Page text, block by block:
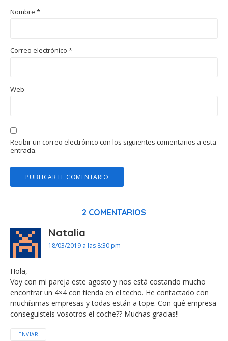
Nombre *
Correo electrónico *
Web
Recibir un correo electrónico con los siguientes comentarios a esta
entrada.
2 COMENTARIOS
Natalia
18/03/2019 a las 8:30 pm
Hola,
Voy con mi pareja este agosto y nos está costando mucho
encontrar un 4×4 con tienda en el techo. He contactado con
muchísimas empresas y todas están a tope. Con qué empresa
conseguisteis vosotros el coche?? Muchas gracias!!
ENVIAR